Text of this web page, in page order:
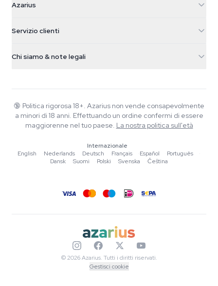
Galvaniweg 11
Nederland
+31(0)204897914
Azarius
Smokeshop
Servizio clienti
FAQ
Informativa sulla privacy
Chi siamo & note legali
Wiki
Blog
Musica
Linee guida editoriali
Strumenti e Calcolatori
🔞 Politica rigorosa 18+. Azarius non vende consapevolmente
a minori di 18 anni. Effettuando un ordine confermi di essere
maggiorenne nel tuo paese. La nostra politica sull'età
Internazionale
English
·Nederlands ·Deutsch ·Français ·Español ·Português
·
Dansk
·Suomi ·Polski ·Svenska ·Čeština
© 2026 Azarius. Tutti i diritti riservati.
Gestisci cookie